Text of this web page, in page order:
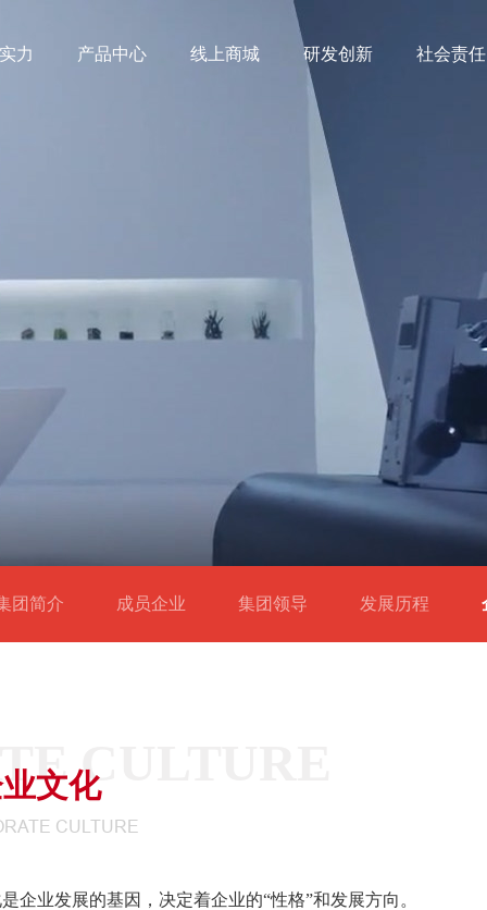
力 产品中心 线上商城 研发创新 社会责任
集团简介 成员企业 集团领导 发展历程
CULTURE
文化
CULTURE
企业发展的基因，决定着企业的“性格”和发展方向。